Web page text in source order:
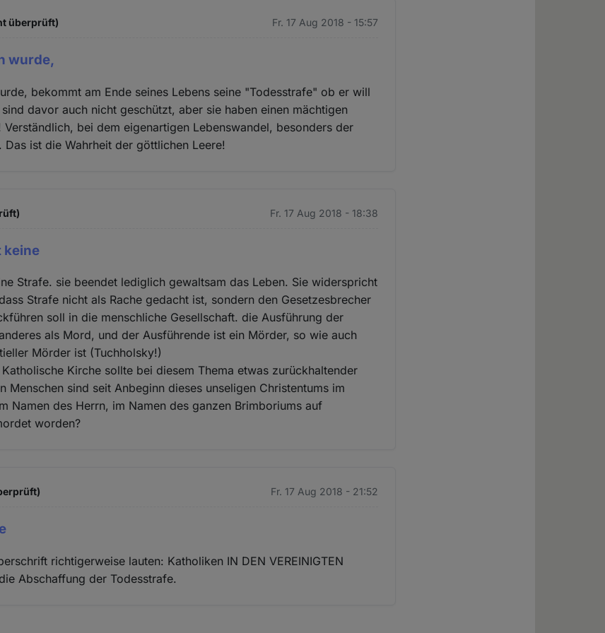
überprüft) Fr. 17 Aug 2018 - 15:57
wurde,
bekommt am Ende seines Lebens seine "Todesstrafe" ob er will
davor auch nicht geschützt, aber sie haben einen mächtigen
bei dem eigenartigen Lebenswandel, besonders der
Das ist die Wahrheit der göttlichen Leere!
Fr. 17 Aug 2018 - 18:38
keine
Strafe. sie beendet lediglich gewaltsam das Leben. Sie widerspricht
Strafe nicht als Rache gedacht ist, sondern den Gesetzesbrecher
soll in die menschliche Gesellschaft. die Ausführung der
als Mord, und der Ausführende ist ein Mörder, so wie auch
Mörder ist (Tuchholsky!)
Kirche sollte bei diesem Thema etwas zurückhaltender
Menschen sind seit Anbeginn dieses unseligen Christentums im
Namen des Herrn, im Namen des ganzen Brimboriums auf
worden?
Fr. 17 Aug 2018 - 21:52
richtigerweise lauten: Katholiken IN DEN VEREINIGTEN
Abschaffung der Todesstrafe.